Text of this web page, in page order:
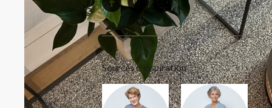
Sources d'inspiration